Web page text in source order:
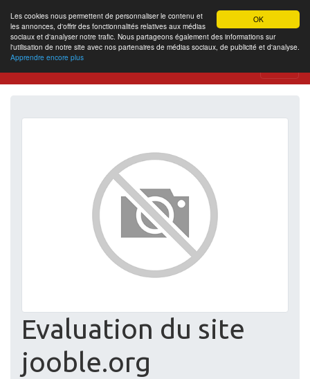
OK
Les cookies nous permettent de personnaliser le contenu et
les annonces, d'offrir des fonctionnalités relatives aux médias
sociaux et d'analyser notre trafic. Nous partageons également des informations sur
l'utilisation de notre site avec nos partenaires de médias sociaux, de publicité et d'analyse.
Apprendre encore plus
Website Review
Evaluation du site
jooble.org